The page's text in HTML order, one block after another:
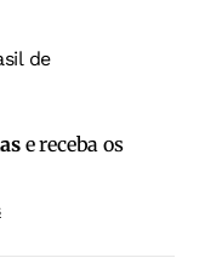
de
e receba os